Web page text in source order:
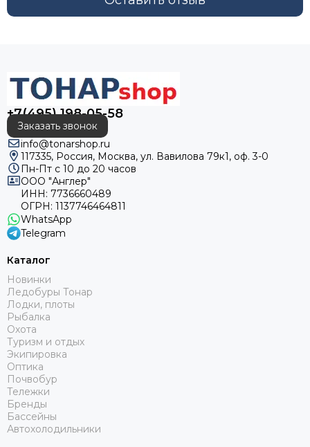
+7(495) 198-05-58
Заказать звонок
info@tonarshop.ru
117335, Россия, Москва, ул. Вавилова 79к1, оф. 3-0
Пн-Пт с 10 до 20 часов
ООО "Англер"
ИНН: 7736660489
ОГРН: 1137746464811
WhatsApp
Telegram
Каталог
Новинки
Ледобуры Тонар
Лодки, плоты
Рыбалка
Охота
Туризм и отдых
Экипировка
Оптика
Почвобур
Тележки
Бренды
Бассейны
Автохолодильники